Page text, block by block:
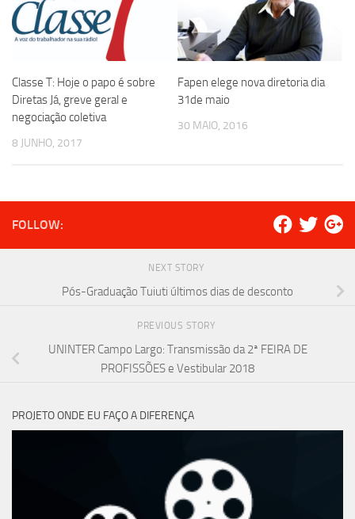
Classe T: Hoje o papo é sobre
Diretas Já, greve geral e
negociação coletiva
8 JUNHO, 2017
Fapen elege nova diretoria dia
31de maio
30 MAIO, 2016
FOLLOW:
NEXT STORY
Pós-Graduação Tuiuti últimos dias de desconto
PREVIOUS STORY
UNINTER Campo Largo: Transmissão da 2ª FEIRA DE
PROFISSÕES e Vestibular 2018
PROJETO ONDE EU FAÇO A DIFERENÇA